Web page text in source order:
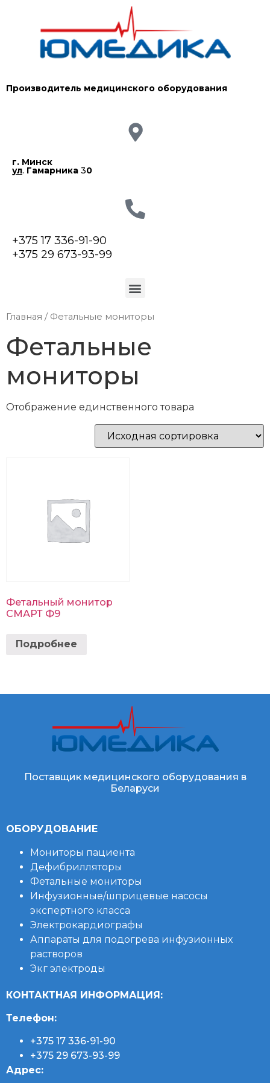
Производитель медицинского оборудования
г. Минск
ул. Гамарника 30
+375 17 336-91-90
+375 29 673-93-99
Главная / Фетальные мониторы
Фетальные
мониторы
Отображение единственного товара
Фетальный монитор
СМАРТ Ф9
Подробнее
Поставщик медицинского оборудования в
Беларуси
ОБОРУДОВАНИЕ
Мониторы пациента
Дефибрилляторы
Фетальные мониторы
Инфузионные/шприцевые насосы
экспертного класса
Электрокардиографы
Аппараты для подогрева инфузионных
растворов
Экг электроды
КОНТАКТНАЯ ИНФОРМАЦИЯ:
Телефон:
+375 17 336-91-90
+375 29 673-93-99
Адрес: